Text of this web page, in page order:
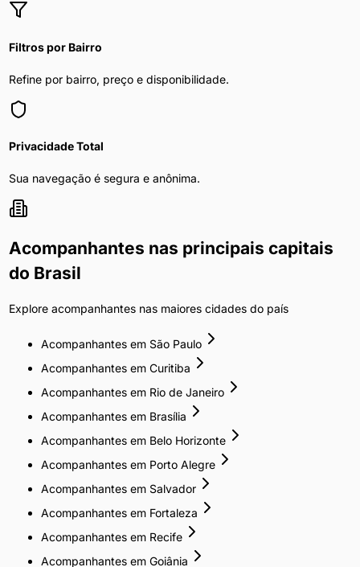
Filtros por Bairro
Refine por bairro, preço e disponibilidade.
Privacidade Total
Sua navegação é segura e anônima.
Acompanhantes nas principais capitais
do Brasil
Explore acompanhantesnas maiores cidades do país
Acompanhantesem São Paulo
Acompanhantesem Curitiba
Acompanhantesem Rio de Janeiro
Acompanhantesem Brasília
Acompanhantesem Belo Horizonte
Acompanhantesem Porto Alegre
Acompanhantesem Salvador
Acompanhantesem Fortaleza
Acompanhantesem Recife
Acompanhantesem Goiânia